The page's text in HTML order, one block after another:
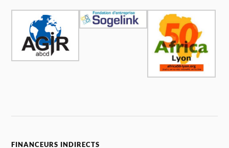
FINANCEURS INDIRECTS